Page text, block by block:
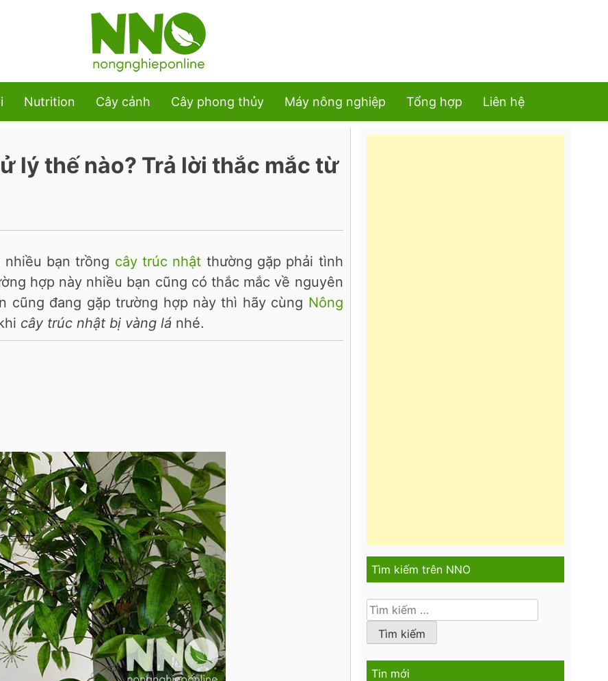
Nutrition Cây cảnh Cây phong thủy Máy nông nghiệp Tổng hợp Liên hệ
lý thế nào? Trả lời thắc mắc từ
bạn trồng cây trúc nhật thường gặp phải tình
hợp này nhiều bạn cũng có thắc mắc về nguyên
cũng đang gặp trường hợp này thì hãy cùng Nông
cây trúc nhật bị vàng lá nhé.
Tìm kiếm trên NNO
Tìm
kiếm
cho:
Tin mới